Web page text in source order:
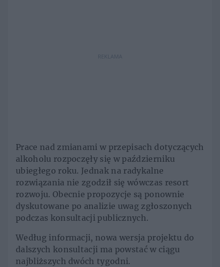
REKLAMA
Prace nad zmianami w przepisach dotyczących
alkoholu rozpoczęły się w październiku
ubiegłego roku. Jednak na radykalne
rozwiązania nie zgodził się wówczas resort
rozwoju. Obecnie propozycje są ponownie
dyskutowane po analizie uwag zgłoszonych
podczas konsultacji publicznych.
Według informacji, nowa wersja projektu do
dalszych konsultacji ma powstać w ciągu
najbliższych dwóch tygodni.